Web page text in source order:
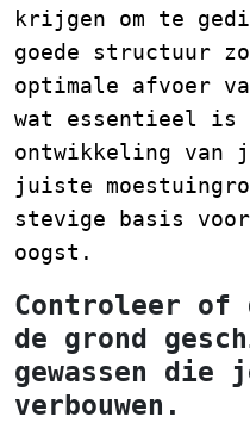
krijgen om te
goede structuur
optimale afvoer
wat essentieel is
ontwikkeling van
juiste
stevige basis
oogst.
Controleer of
de grond
gewassen
verbouwen.